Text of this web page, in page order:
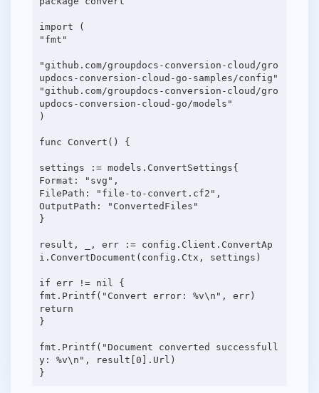
import (
"fmt"
"github.com/groupdocs-conversion-cloud/gro
updocs-conversion-cloud-go-samples/config"
"github.com/groupdocs-conversion-cloud/gro
updocs-conversion-cloud-go/models"
)
func Convert() {
settings := models.ConvertSettings{
Format: "svg",
FilePath: "file-to-convert.cf2",
OutputPath: "ConvertedFiles"
}
result, _, err := config.Client.ConvertAp
i.ConvertDocument(config.Ctx, settings)
if err != nil {
fmt.Printf("Convert error: %v\n", err)
return
}
fmt.Printf("Document converted successfull
y: %v\n", result[0].Url)